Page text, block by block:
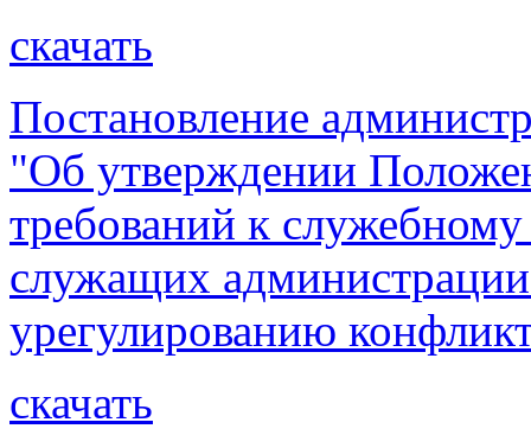
скачать
Постановление
"Об утверждении
требований к
служащих
урегулированию
скачать